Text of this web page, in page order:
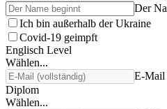
Der
Ich bin außerhalb der Ukraine
Covid-19 geimpft
Englisch Level
Wählen...
E-Mail
Diplom
Wählen...